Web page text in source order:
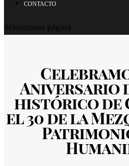
CONTACTO
Seleccionar página
Aniversario
histórico de
el 30 de la